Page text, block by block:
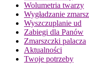
Wolumetria twarzy
Wygładzanie
Wyszczuplanie ud
Zabiegi dla Panów
Zmarszczki palacza
Aktualności
Twoje potrzeby